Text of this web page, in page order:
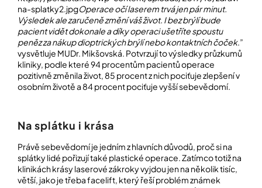
na-splatky2.jpgOperace očí laserem trvá jen pár minut.
Výsledek ale zaručeně změní váš život. I bez brýlí bude
pacient vidět dokonale a díky operaci ušetříte spoustu
peněz za nákup dioptrických brýlí nebo kontaktních čoček.”
vysvětluje MUDr. Mikšovská. Potvrzují to výsledky průzkumů
kliniky, podle které 94 procentům pacientů operace
pozitivně změnila život, 85 procent z nich pociťuje zlepšení v
osobním životě a 84 procent pociťuje vyšší sebevědomí.
Na splátku i krása
Právě sebevědomí je jedním z hlavních důvodů, proč si na
splátky lidé pořizují také plastické operace. Zatímco totiž na
klinikách krásy laserové zákroky vyjdou jen na několik tisíc,
větší, jako je třeba facelift, který řeší problém známek